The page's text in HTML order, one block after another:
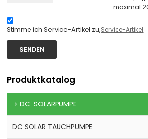
maximal
Stimme ich Service-Artikel zu,Service-Artikel
SENDEN
Produktkatalog
DC-SOLARPUMPE
DC SOLAR TAUCHPUMPE